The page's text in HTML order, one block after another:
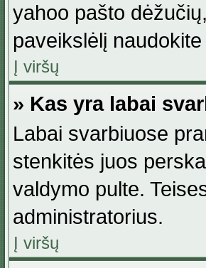
yahoo pašto
paveikslėlį
Į viršų
» Kas yra labai
Labai svarbiuose
stenkitės juos
valdymo pulte.
administratorius.
Į viršų